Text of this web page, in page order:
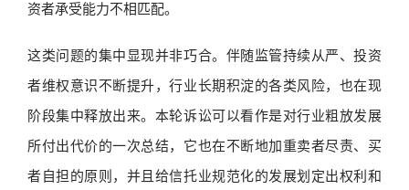
资者承受能力不相匹配。
这类问题的集中显现并非巧合。伴随监管持续从严、投资
者维权意识不断提升，行业长期积淀的各类风险，也在现
阶段集中释放出来。本轮诉讼可以看作是对行业粗放发展
所付出代价的一次总结，它也在不断地加重卖者尽责、买
者自担的原则，并且给信托业规范化的发展划定出权利和